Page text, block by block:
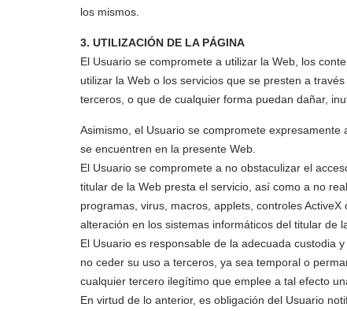
los mismos.
3. UTILIZACIÓN DE LA PÁGINA
El Usuario se compromete a utilizar la Web, los
utilizar la Web o los servicios que se presten a
terceros, o que de cualquier forma puedan dañar,
Asimismo, el Usuario se compromete
se encuentren en la presente Web.
El Usuario se compromete a no obstaculizar el
titular de la Web presta el servicio, así como a no
programas, virus, macros, applets, controles
alteración en los sistemas informáticos del titular de
El Usuario es responsable de la adecuada custodia
no ceder su uso a terceros, ya sea temporal o
cualquier tercero ilegítimo que emplee a tal efecto
En virtud de lo anterior, es obligación del Usuario